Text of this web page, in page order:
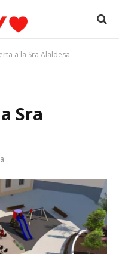
a la Sra Alaldesa
Sra